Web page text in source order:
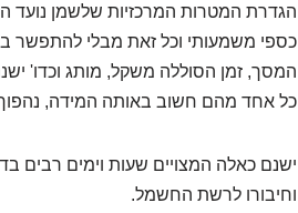
הגדרת המטרות המרכזיות שלשמן נועד
כספי משמעותי וכל זאת מבלי להתפשר
המסך, זמן הסוללה משקל, מותג וכדו'
כל אחד מהם חשוב באותה המידה, נהפוך
ישנם כאלה המצויים שעות וימים
וחיבורו לרשת החשמל.